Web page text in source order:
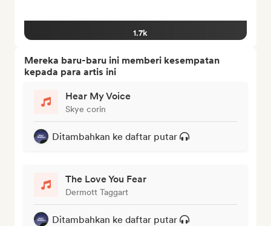
1.7k
Mereka baru-baru ini memberi kesempatan
kepada para artis ini
Hear My Voice
Skye corin
Ditambahkan ke daftar putar
The Love You Fear
Dermott Taggart
Ditambahkan ke daftar putar